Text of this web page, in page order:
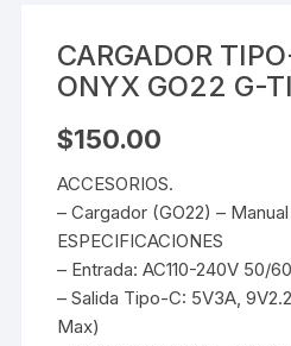
CARGADOR
ONYX GO22 G-
$150.00
ACCESORIOS.
– Cargador (GO22) –
ESPECIFICACIONES
– Entrada: AC110-240V 50/
– Salida Tipo-C: 5V3A,
Max)